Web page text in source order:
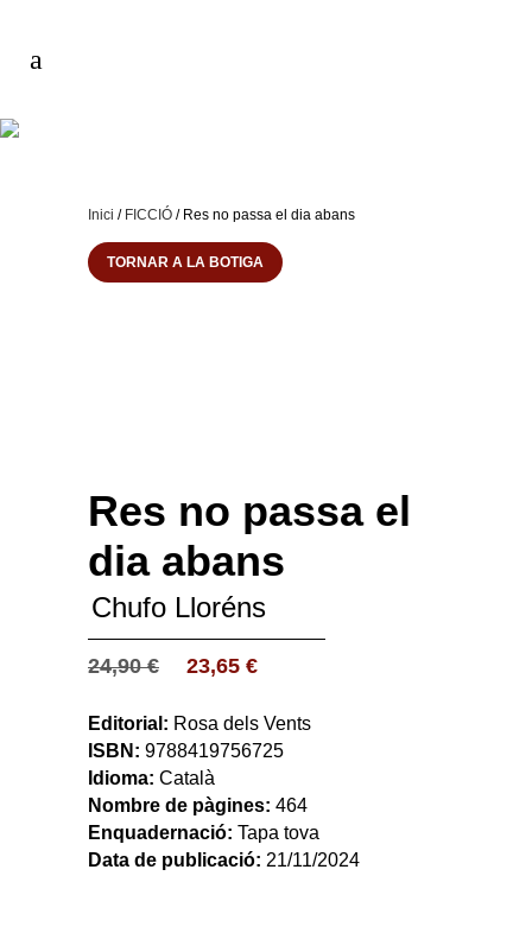
Inici / FICCIÓ / Res no passa el dia abans
TORNAR A LA BOTIGA
Res no passa el
dia abans
Chufo Lloréns
24,90€ 23,65 €
Editorial: Rosa dels Vents
ISBN: 9788419756725
Idioma: Català
Nombre de pàgines: 464
Enquadernació: Tapa tova
Data de publicació: 21/11/2024